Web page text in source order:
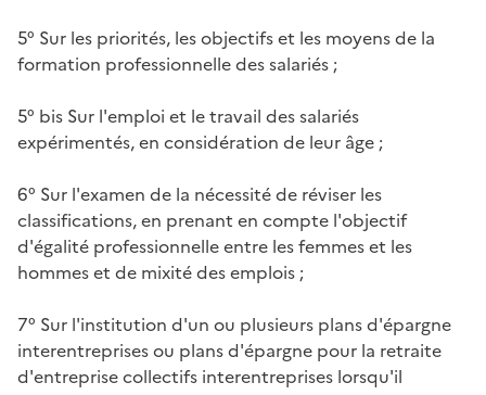
5° Sur les priorités, les objectifs et les moyens de la
formation professionnelle des salariés ;
5° bis Sur l'emploi et le travail des salariés
expérimentés, en considération de leur âge ;
6° Sur l'examen de la nécessité de réviser les
classifications, en prenant en compte l'objectif
d'égalité professionnelle entre les femmes et les
hommes et de mixité des emplois ;
7° Sur l'institution d'un ou plusieurs plans d'épargne
interentreprises ou plans d'épargne pour la retraite
d'entreprise collectifs interentreprises lorsqu'il